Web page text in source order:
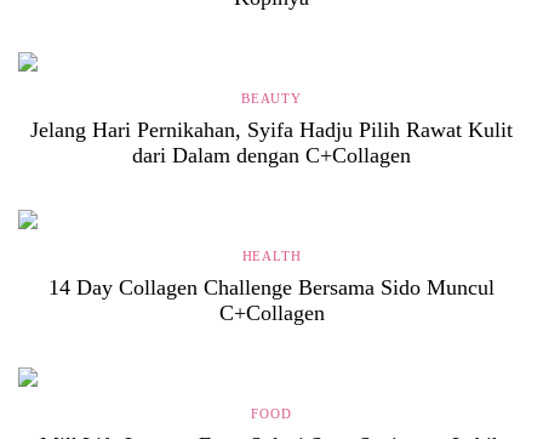
BEAUTY
Jelang Hari Pernikahan, Syifa Hadju Pilih Rawat Kulit
dari Dalam dengan C+Collagen
HEALTH
14 Day Collagen Challenge Bersama Sido Muncul
C+Collagen
FOOD